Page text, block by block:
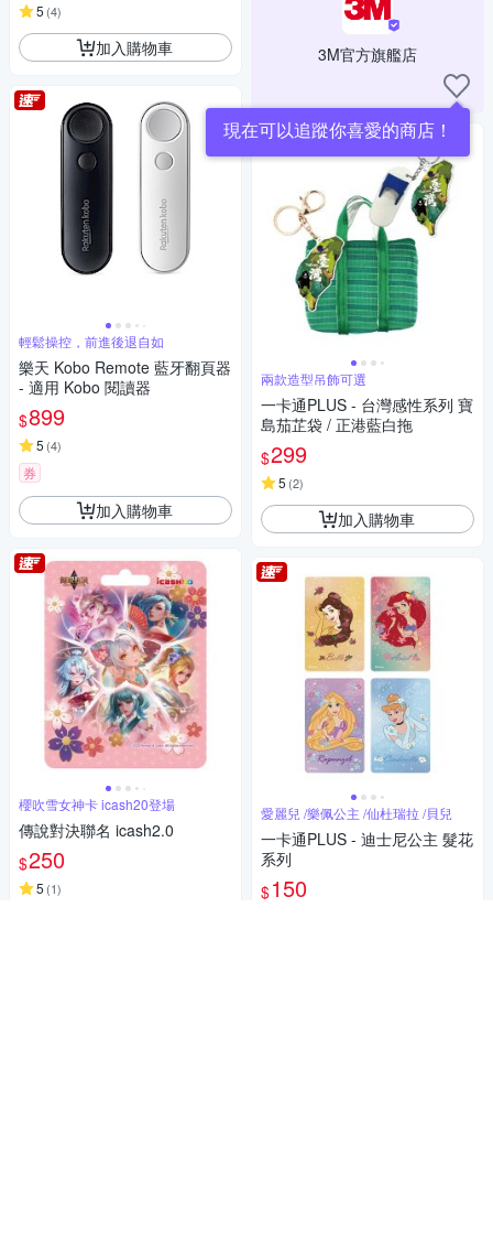
5 (4)
加入購物車
輕鬆操控，前進後退自如
樂天 Kobo Remote 藍牙翻頁器
- 適用 Kobo 閱讀器
$899
5 (4)
券
加入購物車
櫻吹雪女神卡 icash20登場
傳說對決聯名 icash2.0
$250
5 (1)
3M官方旗艦店
現在可以追蹤你喜愛的商店！
兩款造型吊飾可選
一卡通PLUS - 台灣感性系列 寶
島茄芷袋 / 正港藍白拖
$299
5 (2)
加入購物車
愛麗兒 /樂佩公主 /仙杜瑞拉 /貝兒
一卡通PLUS - 迪士尼公主 髮花
系列
$150